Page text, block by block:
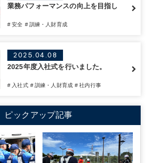
業務パフォーマンスの向上を目指し
# 安全 # 訓練・人財育成
2025.04.08
2025年度入社式を行いました。
# 入社式 # 訓練・人財育成 # 社内行事
ピックアップ記事